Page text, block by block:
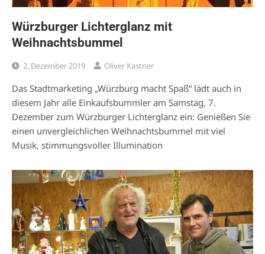
Würzburger Lichterglanz mit
Weihnachtsbummel
2. Dezember 2019 Oliver Kastner
Das Stadtmarketing „Würzburg macht Spaß“ lädt auch in
diesem Jahr alle Einkaufsbummler am Samstag, 7.
Dezember zum Würzburger Lichterglanz ein: Genießen Sie
einen unvergleichlichen Weihnachtsbummel mit viel
Musik, stimmungsvoller Illumination